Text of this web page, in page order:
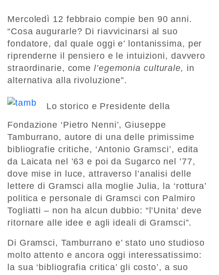
Mercoledì 12 febbraio compie ben 90 anni.
“Cosa augurarle? Di riavvicinarsi al suo
fondatore, dal quale oggi e’ lontanissima, per
riprenderne il pensiero e le intuizioni, davvero
straordinarie, come l’egemonia culturale, in
alternativa alla rivoluzione”.
Lo storico e Presidente della
Fondazione ‘Pietro Nenni’, Giuseppe
Tamburrano, autore di una delle primissime
bibliografie critiche, ‘Antonio Gramsci’, edita
da Laicata nel ’63 e poi da Sugarco nel ’77,
dove mise in luce, attraverso l’analisi delle
lettere di Gramsci alla moglie Julia, la ‘rottura’
politica e personale di Gramsci con Palmiro
Togliatti – non ha alcun dubbio: “l’Unita’ deve
ritornare alle idee e agli ideali di Gramsci”.
Di Gramsci, Tamburrano e’ stato uno studioso
molto attento e ancora oggi interessatissimo:
la sua ‘bibliografia critica’ gli costo’, a suo